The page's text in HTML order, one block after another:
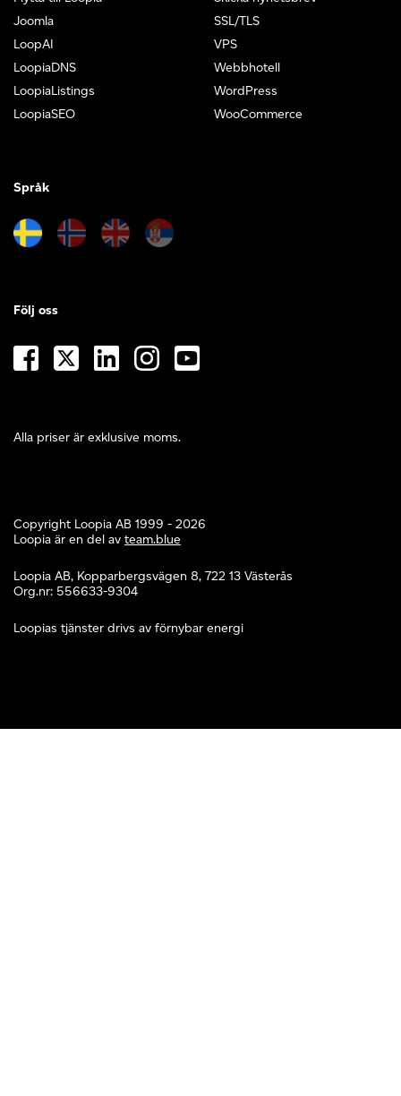
Joomla
LoopAI
LoopiaDNS
LoopiaListings
LoopiaSEO
SSL/TLS
VPS
Webbhotell
WordPress
WooCommerce
Språk
Alla priser är exklusive moms.
Följ oss
Copyright Loopia AB 1999 - 2026
Loopia är en del av team.blue
Loopia AB, Kopparbergsvägen 8, 722 13 Västerås
Org.nr: 556633-9304
Loopias tjänster drivs av förnybar energi